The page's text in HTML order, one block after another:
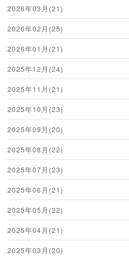
2026年03月(21)
2026年02月(25)
2026年01月(21)
2025年12月(24)
2025年11月(21)
2025年10月(23)
2025年09月(20)
2025年08月(22)
2025年07月(23)
2025年06月(21)
2025年05月(22)
2025年04月(21)
2025年03月(20)